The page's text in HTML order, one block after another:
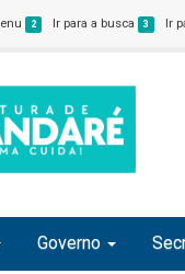
2 Ir para a busca 3 Ir
Governo